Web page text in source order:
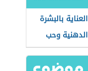
العناية بالبشرة
الدهنية وحب
الشباب